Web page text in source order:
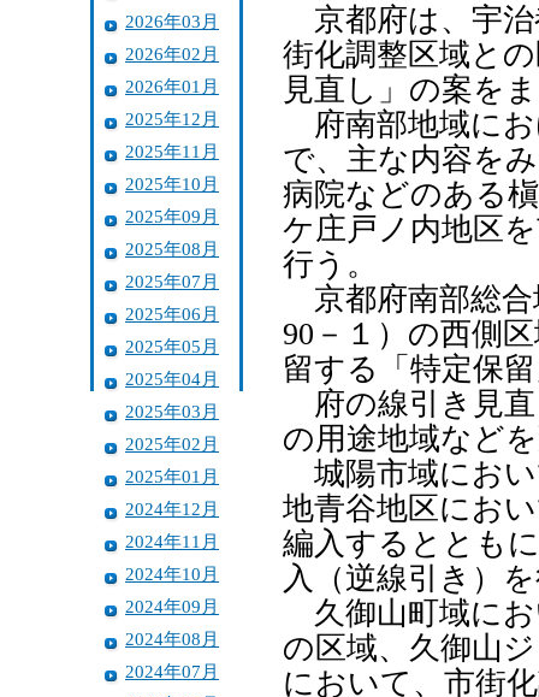
2026年03月
2026年02月
2026年01月
2025年12月
2025年11月
2025年10月
2025年09月
2025年08月
2025年07月
2025年06月
2025年05月
2025年04月
2025年03月
2025年02月
2025年01月
2024年12月
2024年11月
2024年10月
2024年09月
2024年08月
2024年07月
京都府は、宇治
街化調整区域と
見直し」の案を
府南部地域にお
で、主な内容を
病院などのある
ケ庄戸ノ内地区
行う。
京都府南部総合
90－１）の西側
留する「特定保
府の線引き見直
の用途地域など
城陽市域におい
地青谷地区にお
編入するととも
入（逆線引き）
久御山町域にお
の区域、久御山
において、市街